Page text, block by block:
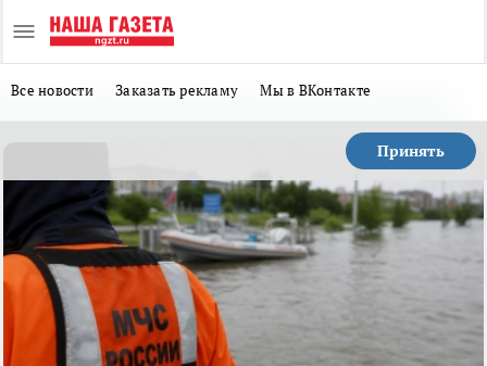
Все новости Заказать рекламу Мы в ВКонтакте
Принять